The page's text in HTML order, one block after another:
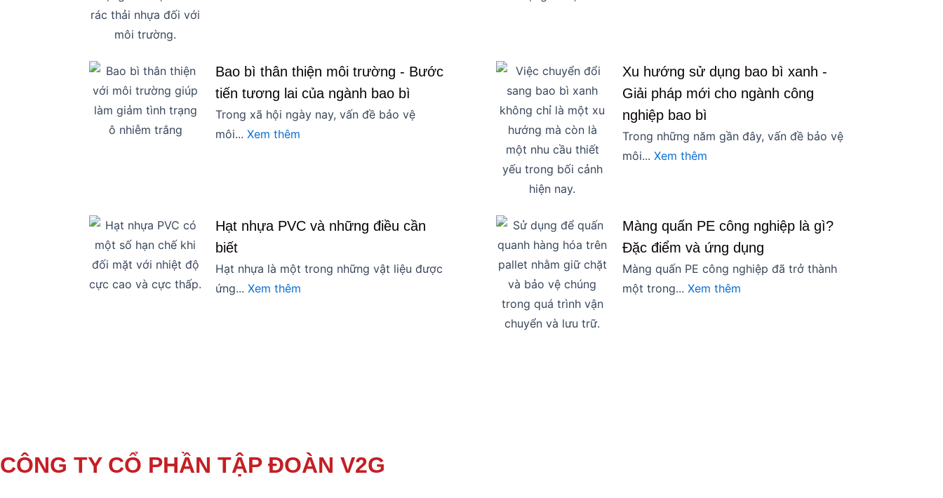
Bao bì thân thiện môi trường - Bước
tiến tương lai của ngành bao bì
Trong xã hội ngày nay, vấn đề bảo vệ
môi...Xem thêm
Xu hướng sử dụng bao bì xanh -
Giải pháp mới cho ngành công
nghiệp bao bì
Trong những năm gần đây, vấn đề bảo vệ
môi...Xem thêm
Hạt nhựa PVC và những điều cần
biết
Hạt nhựa là một trong những vật liệu được
ứng...Xem thêm
Màng quấn PE công nghiệp là gì?
Đặc điểm và ứng dụng
Màng quấn PE công nghiệp đã trở thành
một trong...Xem thêm
CÔNG TY CỔ PHẦN TẬP ĐOÀN V2G